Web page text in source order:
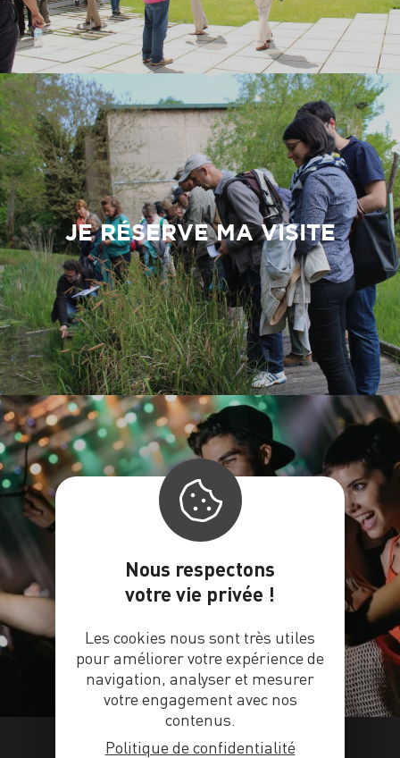
JE RÉSERVE MA VISITE
Nous respectons
votre vie privée !
Les cookies nous sont très utiles
pour améliorer votre expérience de
navigation, analyser et mesurer
votre engagement avec nos
contenus.
Politique de confidentialité